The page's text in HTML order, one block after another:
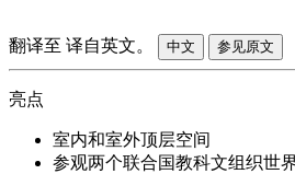
翻译至 译自英文。 中文 参见原文
亮点
室内和室外顶层空间
参观两个联合国教科文组织世